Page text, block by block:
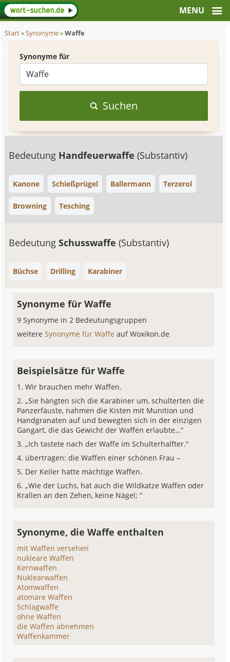
Start»Synonyme»Waffe
Synonyme für
Suchen
Bedeutung Handfeuerwaffe(Substantiv)
Kanone Schießprügel Ballermann Terzerol
Browning Tesching
BedeutungSchusswaffe(Substantiv)
Büchse Drilling Karabiner
Synonyme für Waffe
9 Synonyme in 2 Bedeutungsgruppen
weitereSynonyme für Waffeauf Woxikon.de
Beispielsätze für Waffe
Wir brauchen mehr Waffen.
„Sie hängten sich die Karabiner um, schulterten die
Panzerfäuste, nahmen die Kisten mit Munition und
Handgranaten auf und bewegten sich in der einzigen
Gangart, die das Gewicht der Waffen erlaubte…“
„Ich tastete nach der Waffe im Schulterhalfter.“
übertragen: die Waffen einer schönen Frau –
Der Keiler hatte mächtige Waffen.
„Wie der Luchs, hat auch die Wildkatze Waffen oder
Krallen an den Zehen, keine Nägel; “
Synonyme, die Waffe enthalten
mit Waffen versehen
nukleare Waffen
Kernwaffen
Nuklearwaffen
Atomwaffen
atomare Waffen
Schlagwaffe
ohne Waffen
die Waffen abnehmen
Waffenkammer